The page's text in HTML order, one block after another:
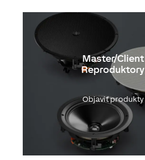
Master/Client
Reproduktory
Objaviť produkty